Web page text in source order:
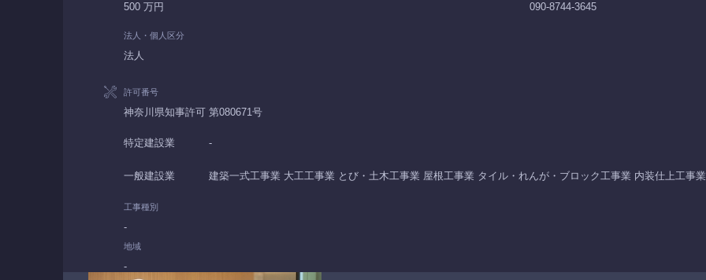
500 万円
法人・個人区分
法人
090-8744-3645
許可番号
神奈川県知事許可 第080671号
特定建設業 -
一般建設業 建築一式工事業 大工工事業 とび・土木工事業 屋根工事業 タイル・れんが・ブロック工事業 内装仕上工事業
工事種別
-
地域
-